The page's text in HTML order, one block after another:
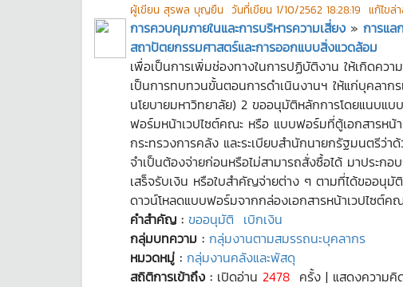
ผู้เขียน สุรพล บุญยืน วันที่เขียน 1/10/2562 18:28:19 แก้ไขล่
การควบคุมภายในและการบริหารความเสี่ยง » การแล
สถาปัตยกรรมศาสตร์และการออกแบบสิ่งแวดล้อม
เพื่อเป็นการเพิ่มช่องทางในการปฏิบัติงาน ให้เกิดคว
เป็นการทบทวนขั้นตอนการดำเนินงานฯ ให้แก่บุคลา
นโยบายมหาวิทยาลัย) 2 ขออนุมัติหลักการโดยแนบแ
ฟอร์มหน้าเวปไซต์คณะ หรือ แบบฟอร์มที่ตู้เอกสารหน้
กระทรวงการคลัง และระเบียบสำนักนายกรัฐมนตรีว่
จำเป็นต้องจ่ายก่อนหรือไม่สามารถสั่งซื้อได้ มาประก
เสร็จรับเงิน หรือใบสำคัญจ่ายต่าง ๆ ตามที่ได้ขออนุมั
ดาวน์โหลดแบบฟอร์มจากกล่องเอกสารหน้าเวปไซต์ค
คำสำคัญ : ขออนุมัติ เบิกเงิน
กลุ่มบทความ : กลุ่มงานตามสมรรถนะบุคลากร
หมวดหมู่ : กลุ่มงานคลังและพัสดุ
สถิติการเข้าถึง : เปิดอ่าน 2478 ครั้ง | แสดงความคิ